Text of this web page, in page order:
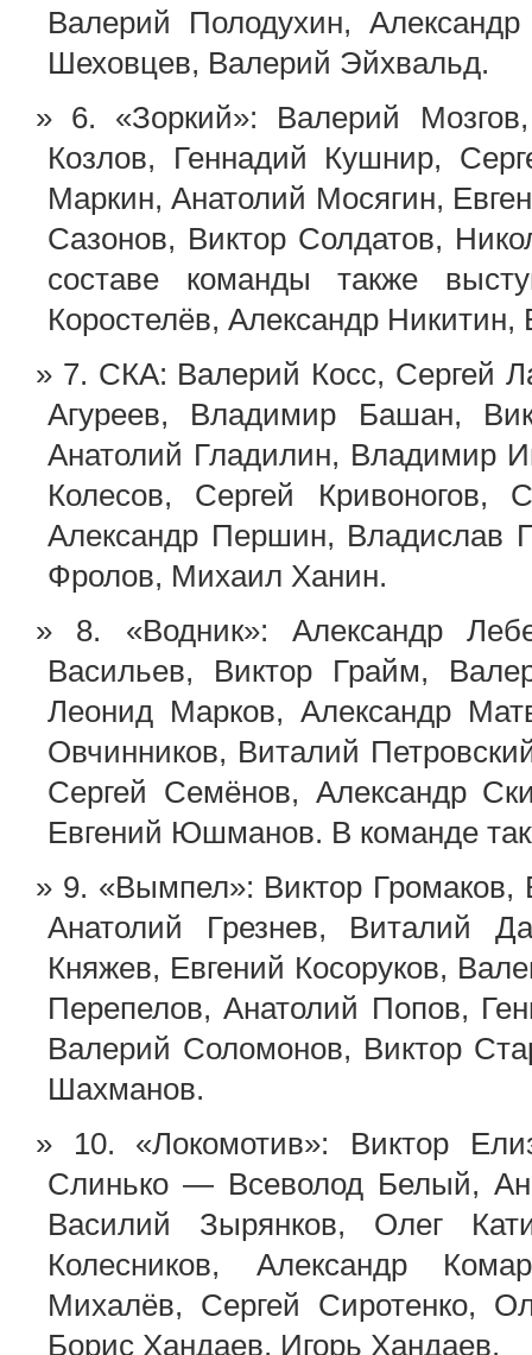
Валерий Полодухин,
Шеховцев, Валерий Эйхвальд.
6. «Зоркий»: Валерий
Козлов, Геннадий Кушнир,
Маркин, Анатолий Мосягин,
Сазонов, Виктор Солдатов,
составе команды также
Коростелёв, Александр
7. СКА: Валерий Косс, Сергей
Агуреев, Владимир Башан,
Анатолий Гладилин, Владимир
Колесов, Сергей Кривоногов,
Александр Першин, Владислав
Фролов, Михаил Ханин.
8. «Водник»: Александр
Васильев, Виктор Грайм,
Леонид Марков, Александр
Овчинников, Виталий
Сергей Семёнов, Александр
Евгений Юшманов. В команде
9. «Вымпел»: Виктор Громаков,
Анатолий Грезнев, Виталий
Княжев, Евгений Косоруков,
Перепелов, Анатолий Попов,
Валерий Соломонов, Виктор
Шахманов.
10. «Локомотив»: Виктор
Слинько — Всеволод Белый,
Василий Зырянков, Олег
Колесников, Александр
Михалёв, Сергей Сиротенко,
Борис Хандаев, Игорь Хандаев.